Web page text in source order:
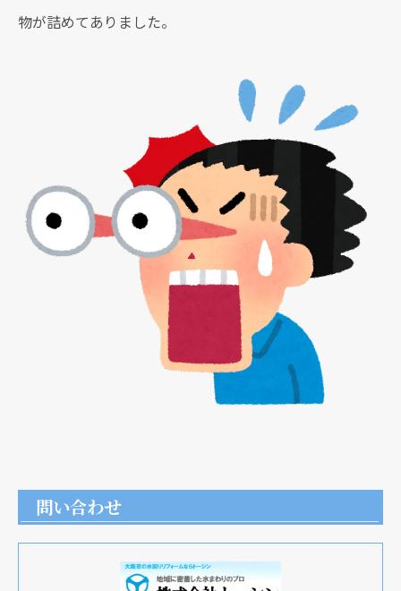
物が詰めてありました。
問い合わせ